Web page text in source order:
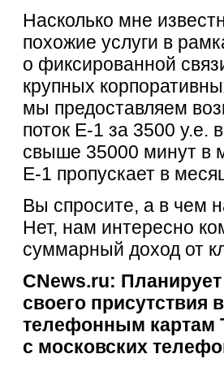
Насколько мне
похожие услуги в
о фиксированной
крупных
мы предоставляем
поток Е-1 за 3500
свыше 35000 минут в
Е-1 пропускает в
Вы спросите, а в чем
Нет, нам интересно
суммарный доход от
CNews.ru:
своего присутствия
телефонным картам
с московских